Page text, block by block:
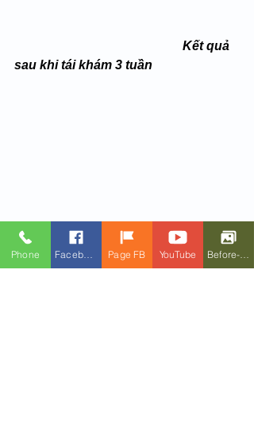
  Kết quả
sau khi tái khám 3 tuần
Phone Page FB YouTube